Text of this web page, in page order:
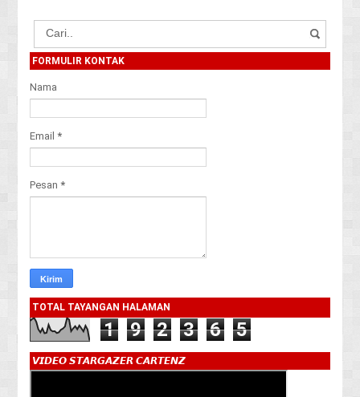
FORMULIR KONTAK
Nama
Email*
Pesan*
TOTAL TAYANGAN HALAMAN
1 9 2 3 6 5
𝙑𝙄𝘿𝙀𝙊 𝙎𝙏𝘼𝙍𝙂𝘼𝙕𝙀𝙍 𝘾𝘼𝙍𝙏𝙀𝙉𝙕